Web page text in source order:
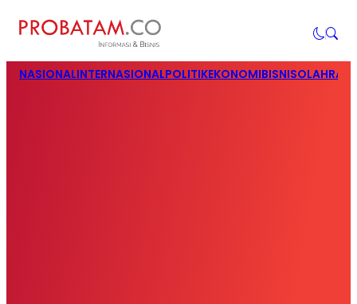
NASIONALINTERNASIONALPOLITIKEKONOMIBISNIS